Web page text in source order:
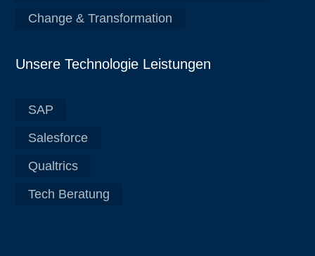
Change & Transformation
Unsere Technologie Leistungen
SAP
Salesforce
Qualtrics
Tech Beratung